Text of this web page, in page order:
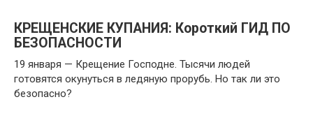
КРЕЩЕНСКИЕ КУПАНИЯ: Короткий ГИД ПО
БЕЗОПАСНОСТИ
19 января — Крещение Господне. Тысячи людей
готовятся окунуться в ледяную прорубь. Но так ли это
безопасно?